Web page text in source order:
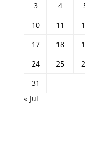
3
4
10
11
17
18
24
25
31
« Jul